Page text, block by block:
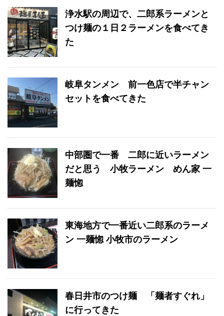
浄水駅の周辺で、二郎系ラーメンと
つけ麺の１日２ラーメンを食べてき
た
岐阜タンメン 前一色店で半チャン
セットを食べてきた
中部圏で一番 二郎に近いラーメン
だと思う 小牧ラーメン めん家 一
麺惚
東海地方で一番近い二郎系のラーメ
ン 一麺惚 小牧市のラーメン
春日井市のつけ麺 「麺者すぐれ」
に行ってきた